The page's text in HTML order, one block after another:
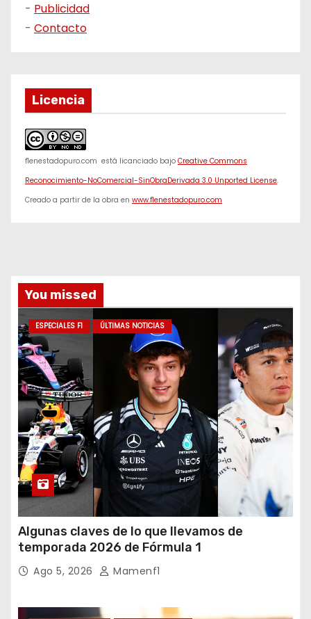
- Publicidad
- Contacto
Licencia
f1enestadopuro.com está licanciado bajo Creative Commons
Reconocimiento-NoComercial-SinObraDerivada 3.0 Unported License.
Creado a partir de la obra en www.f1enestadopuro.com
You missed
ESPECIALES F1 ÚLTIMAS NOTICIAS
Algunas claves de lo que llevamos de
temporada 2026 de Fórmula 1
Ago 5, 2026 Mamenf1